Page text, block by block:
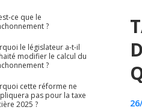
ce que le
?
le législateur a-t-il
modifier le calcul du
?
cette réforme ne
pas pour la taxe
2025 ?